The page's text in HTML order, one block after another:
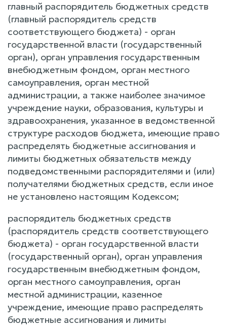
главный распорядитель бюджетных средств
(главный распорядитель средств
соответствующего бюджета) - орган
государственной власти (государственный
орган), орган управления государственным
внебюджетным фондом, орган местного
самоуправления, орган местной
администрации, а также наиболее значимое
учреждение науки, образования, культуры и
здравоохранения, указанное в ведомственной
структуре расходов бюджета, имеющие право
распределять бюджетные ассигнования и
лимиты бюджетных обязательств между
подведомственными распорядителями и (или)
получателями бюджетных средств, если иное
не установлено настоящим Кодексом;
распорядитель бюджетных средств
(распорядитель средств соответствующего
бюджета) - орган государственной власти
(государственный орган), орган управления
государственным внебюджетным фондом,
орган местного самоуправления, орган
местной администрации, казенное
учреждение, имеющие право распределять
бюджетные ассигнования и лимиты